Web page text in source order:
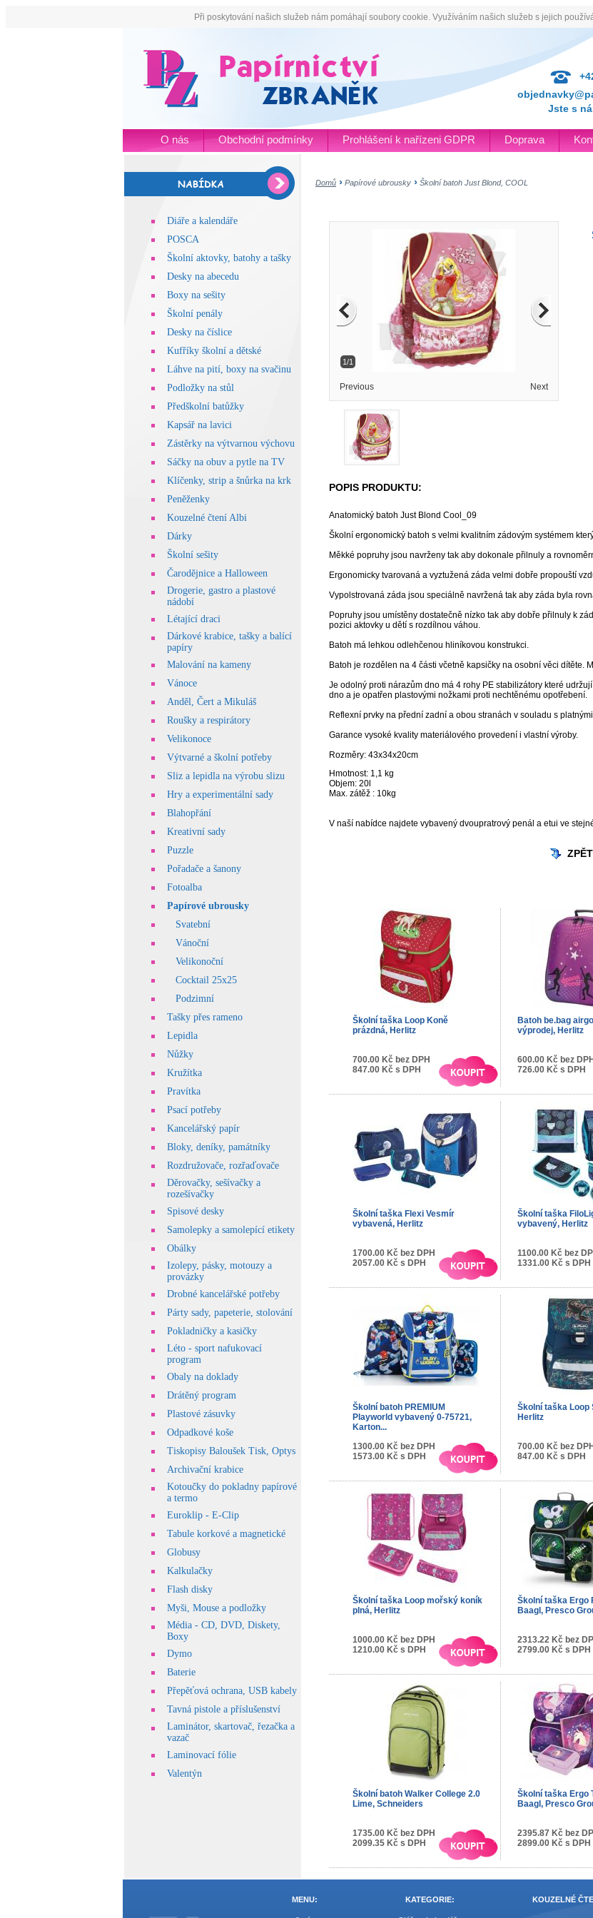
Při poskytování našich služeb nám pomáhají soubory cookie. Využíváním našich služeb s jejich
Jste s
O nás Obchodní podmínky Prohlášení k nařízeni GDPR Doprava
Diáře a kalendáře
POSCA
Školní aktovky, batohy a tašky
Desky na abecedu
Boxy na sešity
Školní penály
Desky na číslice
Kufříky školní a dětské
Láhve na pití, boxy na svačinu
Podložky na stůl
Předškolní batůžky
Kapsář na lavici
Zástěrky na výtvarnou výchovu
Sáčky na obuv a pytle na TV
Klíčenky, strip a šnůrka na krk
Peněženky
Kouzelné čtení Albi
Dárky
Školní sešity
Čarodějnice a Halloween
Drogerie, gastro a plastové
nádobí
Létající draci
Dárkové krabice, tašky a balící
papíry
Malování na kameny
Vánoce
Anděl, Čert a Mikuláš
Roušky a respirátory
Velikonoce
Výtvarné a školní potřeby
Sliz a lepidla na výrobu slizu
Hry a experimentální sady
Blahopřání
Kreativní sady
Puzzle
Pořadače a šanony
Fotoalba
Papírové ubrousky
Svatební
Vánoční
Velikonoční
Cocktail 25x25
Podzimní
Tašky přes rameno
Lepidla
Nůžky
Kružítka
Pravítka
Psací potřeby
Kancelářský papír
Bloky, deníky, památníky
Rozdružovače, rozřaďovače
Děrovačky, sešívačky a
rozešívačky
Spisové desky
Samolepky a samolepící etikety
Obálky
Izolepy, pásky, motouzy a
provázky
Drobné kancelářské potřeby
Párty sady, papeterie, stolování
Pokladničky a kasičky
Léto - sport nafukovací
program
Obaly na doklady
Drátěný program
Plastové zásuvky
Odpadkové koše
Tiskopisy Baloušek Tisk, Optys
Archivační krabice
Kotoučky do pokladny papírové
a termo
Euroklip - E-Clip
Tabule korkové a magnetické
Globusy
Kalkulačky
Flash disky
Myši, Mouse a podložky
Média - CD, DVD, Diskety,
Boxy
Dymo
Baterie
Přepěťová ochrana, USB kabely
Tavná pistole a příslušenství
Laminátor, skartovač, řezačka a
vazač
Laminovací fólie
Valentýn
Domů Papírové ubrousky Školní batoh Just Blond, COOL
1/1
Previous Next
POPIS PRODUKTU:
Anatomický batoh Just Blond Cool_09
Školní ergonomický batoh s velmi kvalitním zádovým systémem
Měkké popruhy jsou navrženy tak aby dokonale přilnuly a
Ergonomicky tvarovaná a vyztužená záda velmi dobře propouští
Vypolstrovaná záda jsou speciálně navržená tak aby záda byla
Popruhy jsou umístěny dostatečně nízko tak aby dobře přilnuly k
pozici aktovky u dětí s rozdílnou váhou.
Batoh má lehkou odlehčenou hliníkovou konstrukci.
Batoh je rozdělen na 4 části včetně kapsičky na osobní věci dítěte.
Je odolný proti nárazům dno má 4 rohy PE stabilizátory které
dno a je opatřen plastovými nožkami proti nechtěnému opotřebení.
Reflexní prvky na přední zadní a obou stranách v souladu s
Garance vysoké kvality materiálového provedení i vlastní výroby.
Rozměry: 43x34x20cm
Hmotnost: 1,1 kg
Objem: 20l
Max. zátěž : 10kg
V naší nabídce najdete vybavený dvoupratrový penál a etui ve
ZPĚT
Školní taška Loop Koně
prázdná, Herlitz
700.00 Kč bez DPH
847.00 Kč s DPH
Batoh be.bag
výprodej, Herlitz
600.00 Kč bez DPH
726.00 Kč s DPH
Školní taška Flexi Vesmír
vybavená, Herlitz
1700.00 Kč bez DPH
2057.00 Kč s DPH
Školní taška
vybavený, Herlitz
1100.00 Kč bez
1331.00 Kč s DPH
Školní batoh PREMIUM
Playworld vybavený 0-75721,
Karton...
1300.00 Kč bez DPH
1573.00 Kč s DPH
Školní taška Loop
Herlitz
700.00 Kč bez DPH
847.00 Kč s DPH
Školní taška Loop mořský koník
plná, Herlitz
1000.00 Kč bez DPH
1210.00 Kč s DPH
Školní taška Ergo
Baagl, Presco
2313.22 Kč bez
2799.00 Kč s DPH
Školní batoh Walker College 2.0
Lime, Schneiders
1735.00 Kč bez DPH
2099.35 Kč s DPH
Školní taška Ergo
Baagl, Presco
2395.87 Kč bez
2899.00 Kč s DPH
MENU: KATEGORIE: KOUZELNÉ